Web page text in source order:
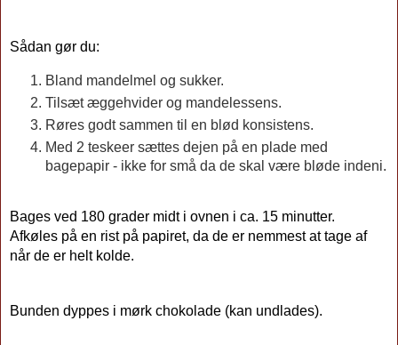
Sådan gør du:
Bland mandelmel og sukker.
Tilsæt æggehvider og mandelessens.
Røres godt sammen til en blød konsistens.
Med 2 teskeer sættes dejen på en plade med
bagepapir - ikke for små da de skal være bløde indeni.
Bages ved 180 grader midt i ovnen i ca. 15 minutter.
Afkøles på en rist på papiret, da de er nemmest at tage af
når de er helt kolde.
Bunden dyppes i mørk chokolade (kan undlades).